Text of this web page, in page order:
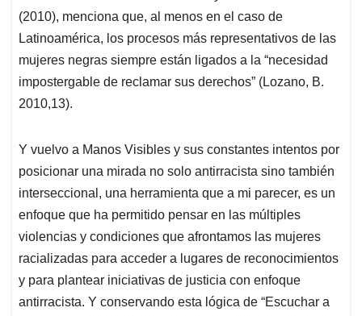
(2010), menciona que, al menos en el caso de
Latinoamérica, los procesos más representativos de las
mujeres negras siempre están ligados a la “necesidad
impostergable de reclamar sus derechos” (Lozano, B.
2010,13).
Y vuelvo a Manos Visibles y sus constantes intentos por
posicionar una mirada no solo antirracista sino también
interseccional, una herramienta que a mi parecer, es un
enfoque que ha permitido pensar en las múltiples
violencias y condiciones que afrontamos las mujeres
racializadas para acceder a lugares de reconocimientos
y para plantear iniciativas de justicia con enfoque
antirracista. Y conservando esta lógica de “Escuchar a